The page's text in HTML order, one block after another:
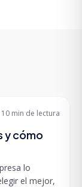
10 min de lectura
y cómo
lo
el mejor,